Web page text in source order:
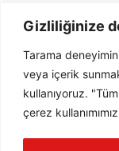
Gizliliğinize
Tarama
veya içerik
kullanıyoruz.
çerez
ABONE OL